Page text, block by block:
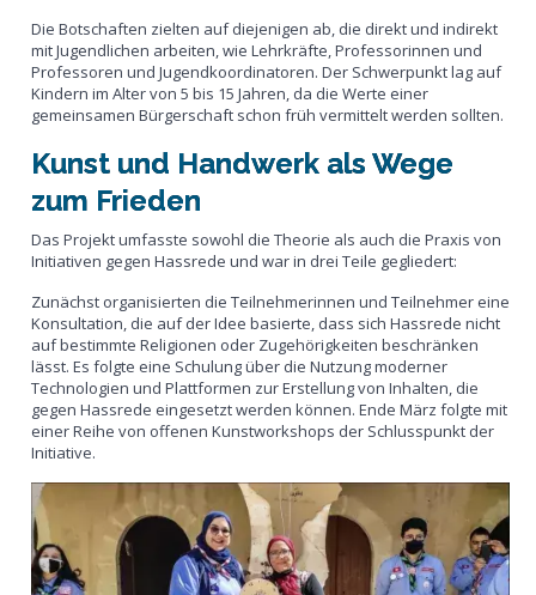
Die Botschaften zielten auf diejenigen ab, die direkt und indirekt
mit Jugendlichen arbeiten, wie Lehrkräfte, Professorinnen und
Professoren und Jugendkoordinatoren. Der Schwerpunkt lag auf
Kindern im Alter von 5 bis 15 Jahren, da die Werte einer
gemeinsamen Bürgerschaft schon früh vermittelt werden sollten.
Kunst und Handwerk als Wege
zum Frieden
Das Projekt umfasste sowohl die Theorie als auch die Praxis von
Initiativen gegen Hassrede und war in drei Teile gegliedert:
Zunächst organisierten die Teilnehmerinnen und Teilnehmer eine
Konsultation, die auf der Idee basierte, dass sich Hassrede nicht
auf bestimmte Religionen oder Zugehörigkeiten beschränken
lässt. Es folgte eine Schulung über die Nutzung moderner
Technologien und Plattformen zur Erstellung von Inhalten, die
gegen Hassrede eingesetzt werden können. Ende März folgte mit
einer Reihe von offenen Kunstworkshops der Schlusspunkt der
Initiative.